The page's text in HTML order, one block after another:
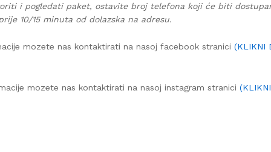
i pogledati paket, ostavite broj telefona koji će biti
10/15 minuta od dolazska na adresu.
mozete nas kontaktirati na nasoj facebook stranici (KLIKNI
mozete nas kontaktirati na nasoj instagram stranici